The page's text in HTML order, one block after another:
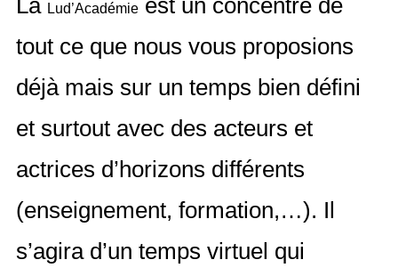
La Lud’Académie est un concentré de
tout ce que nous vous proposions
déjà mais sur un temps bien défini
et surtout avec des acteurs et
actrices d’horizons différents
(enseignement, formation,…). Il
s’agira d’un temps virtuel qui